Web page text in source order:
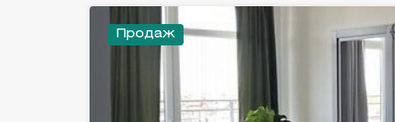
Продаж